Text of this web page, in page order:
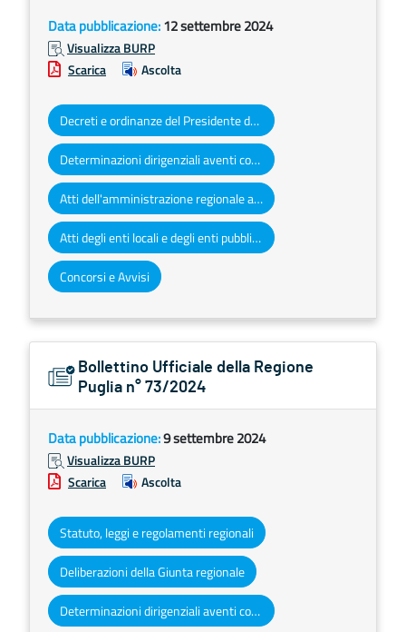
Data pubblicazione:12 settembre 2024
Visualizza BURP
Scarica
Ascolta
Decreti e ordinanze del Presidente della Giunta regionale
Determinazioni dirigenziali aventi contenuto di interesse generale
Atti dell'amministrazione regionale ad obbligo di pubblicazione
Atti degli enti locali e degli enti pubblici e privati
Concorsi e Avvisi
Bollettino Ufficiale della Regione
Puglia n° 73/2024
Data pubblicazione:9 settembre 2024
Visualizza BURP
Scarica
Ascolta
Statuto, leggi e regolamenti regionali
Deliberazioni della Giunta regionale
Determinazioni dirigenziali aventi contenuto di interesse generale